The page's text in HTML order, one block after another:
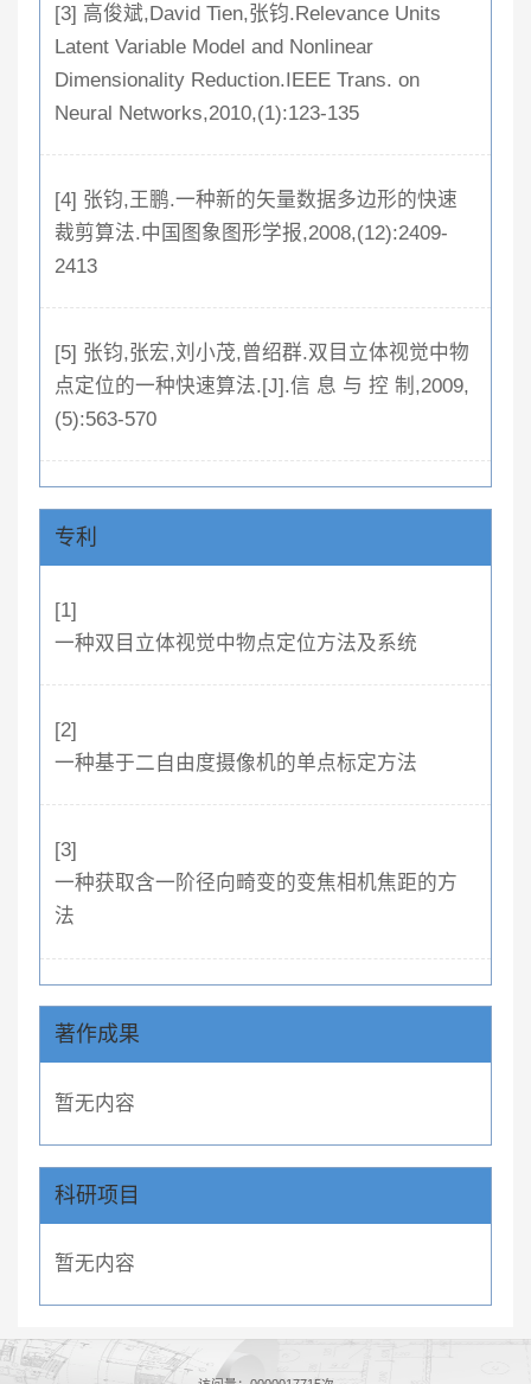
[3] 高俊斌,David Tien,张钧.Relevance Units
Latent Variable Model and Nonlinear
Dimensionality Reduction.IEEE Trans. on
Neural Networks,2010,(1):123-135
[4] 张钧,王鹏.一种新的矢量数据多边形的快速
裁剪算法.中国图象图形学报,2008,(12):2409-
2413
[5] 张钧,张宏,刘小茂,曾绍群.双目立体视觉中物
点定位的一种快速算法.[J].信 息 与 控 制,2009,
(5):563-570
专利
[1]
一种双目立体视觉中物点定位方法及系统
[2]
一种基于二自由度摄像机的单点标定方法
[3]
一种获取含一阶径向畸变的变焦相机焦距的方
法
著作成果
暂无内容
科研项目
暂无内容